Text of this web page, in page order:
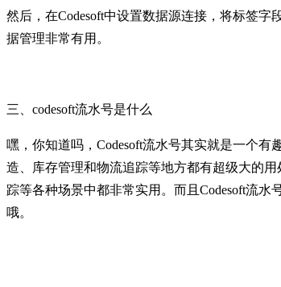
然后，在Codesoft中设置数据源连接，将标签
据管理非常有用。
三、codesoft流水号是什么
嘿，你知道吗，Codesoft流水号其实就是一个
造、库存管理和物流追踪等地方都有超级大的
踪等各种场景中都非常实用。而且Codesoft流
哦。